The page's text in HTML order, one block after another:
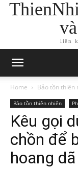
liên
Home Bảo tồn thiên
Bảo tồn thiên nhiên
Kêu gọi
chồn để
hoang dã